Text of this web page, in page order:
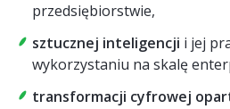
przedsiębiorstwie,
sztucznej inteligencji i jej
wykorzystaniu na skalę
transformacji cyfrowej